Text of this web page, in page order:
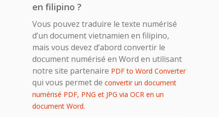
en filipino ?
Vous pouvez traduire le texte numérisé
d’un document vietnamien en filipino,
mais vous devez d’abord convertir le
document numérisé en Word en utilisant
notre site partenaire PDF to Word Converter
qui vous permet de convertir un document
numérisé PDF, PNG et JPG via OCR en un
document Word.